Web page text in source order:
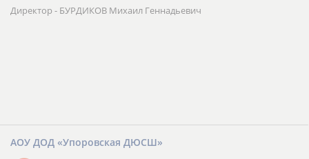
Директор - БУРДИКОВ Михаил Геннадьевич
АОУ ДОД «Упоровская ДЮСШ»